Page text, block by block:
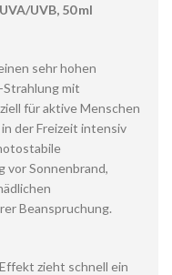
UVB, 50 ml
sehr hohen
mit
für aktive Menschen
der Freizeit intensiv
vor Sonnenbrand,
Beanspruchung.
zieht schnell ein